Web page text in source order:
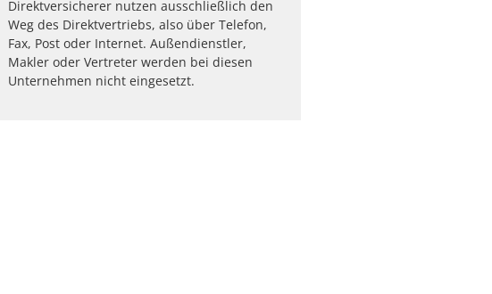
Direktversicherer nutzen ausschließlich den
Weg des Direktvertriebs, also über Telefon,
Fax, Post oder Internet. Außendienstler,
Makler oder Vertreter werden bei diesen
Unternehmen nicht eingesetzt.